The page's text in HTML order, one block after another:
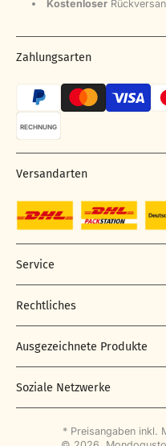
Kostenloser
Zahlungsarten
RECHNUNG
Versandarten
Service
Rechtliches
Ausgezeichnete Produkte
Soziale Netzwerke
* Preisangaben inkl.